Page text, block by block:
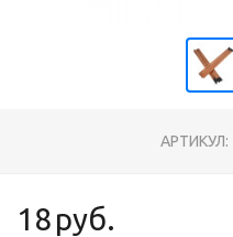
АРТИКУЛ:
18руб.